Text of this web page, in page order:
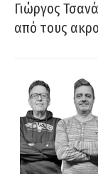
Γιώργος
από τους